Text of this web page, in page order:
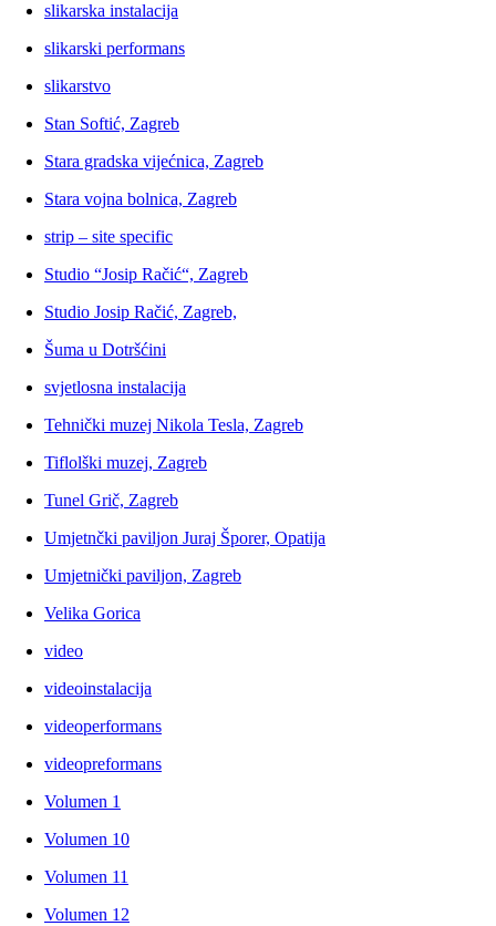
slikarska instalacija
slikarski performans
slikarstvo
Stan Softić, Zagreb
Stara gradska vijećnica, Zagreb
Stara vojna bolnica, Zagreb
strip – site specific
Studio “Josip Račić“, Zagreb
Studio Josip Račić, Zagreb,
Šuma u Dotršćini
svjetlosna instalacija
Tehnički muzej Nikola Tesla, Zagreb
Tiflolški muzej, Zagreb
Tunel Grič, Zagreb
Umjetnčki paviljon Juraj Šporer, Opatija
Umjetnički paviljon, Zagreb
Velika Gorica
video
videoinstalacija
videoperformans
videopreformans
Volumen 1
Volumen 10
Volumen 11
Volumen 12